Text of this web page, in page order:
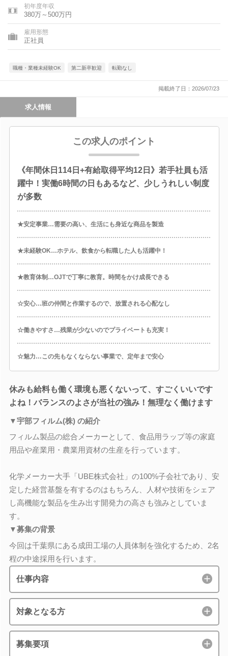
初年度年収
380万～500万円
雇用形態
正社員
職種・業種未経験OK 第二新卒歓迎 転勤なし
掲載終了日：2026/07/23
求人情報
この求人のポイント
《年間休日114日+有給取得平均12日》若手社員も活
躍中！実働6時間の日もあるなど、少しうれしい制度
が多数
★安定事業…需要の高い、生活にも身近な商品を製造
★未経験OK…ホテル、飲食から転職した人も活躍中！
★教育体制…OJTで丁寧に教育。時間をかけ成長できる
☆安心…班の仲間と作業するので、放置される心配なし
☆働きやすさ…残業が少ないのでプライベートも充実！
☆魅力…この先もなくならない事業で、定年まで安心
休みも給料も働く環境も悪くないって、すごくいいです
よね！バランスのよさが当社の強み！無理なく働けます
▼宇部フィルム(株) の紹介
フィルム製品の総合メーカーとして、食品用ラップ等の家庭
用品や産業用・農業用資材の生産を行っています。
化学メーカー大手「UBE株式会社」の100%子会社であり、安
定した経営基盤を有するのはもちろん、人材や技術をシェア
し高機能な製品を生み出す開発力の高さも強みとしていま
す。
▼募集の背景
今回は千葉県にある成田工場の人員体制を強化するため、2名
程の中途採用を行います。
仕事内容
対象となる方
募集要項